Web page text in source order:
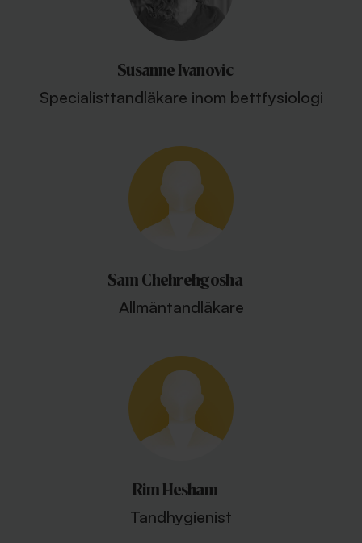
Susanne Ivanovic
Specialisttandläkare inom bettfysiologi
Sam Chehrehgosha
Allmäntandläkare
Rim Hesham
Tandhygienist